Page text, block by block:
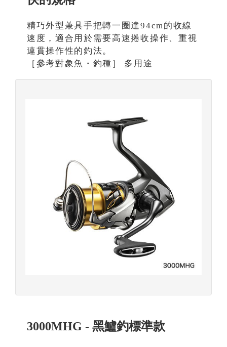
精巧外型兼具手把轉一圈達94cm的收線
速度，適合用於需要高速捲收操作、重視
連貫操作性的釣法。
［參考對象魚・釣種］ 多用途
3000MHG - 黑鱸釣標準款